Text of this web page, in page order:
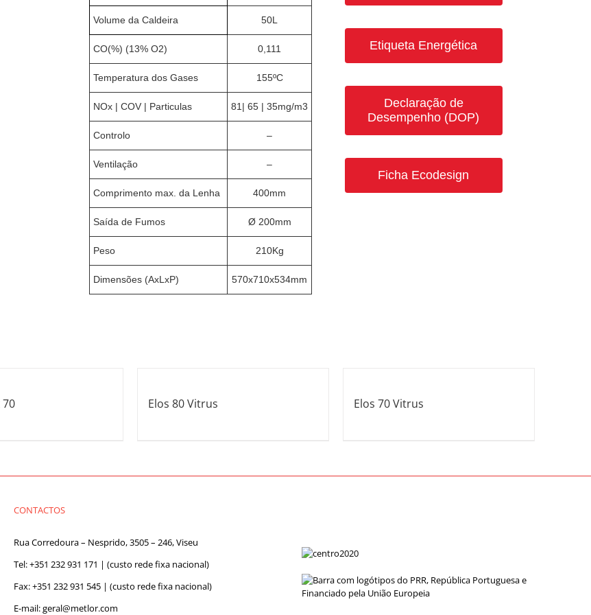
Volume da Caldeira 50L
CO(%) (13% O2) 0,111
Temperatura dos Gases 155ºC
NOx | COV | Particulas 81| 65 | 35mg/m3
Controlo –
Ventilação –
Comprimento max. da Lenha 400mm
Saída de Fumos Ø 200mm
Peso 210Kg
Dimensões (AxLxP) 570x710x534mm
Etiqueta Energética
Declaração de
Desempenho (DOP)
Ficha Ecodesign
70
Elos 80 Vitrus Elos 70 Vitrus
CONTACTOS
Rua Corredoura – Nesprido, 3505 – 246, Viseu
Tel:+351 232 931 171 | (custo rede fixa nacional)
Fax: +351 232 931 545 | (custo rede fixa nacional)
E-mail:geral@metlor.com